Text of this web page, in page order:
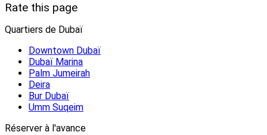
Rate this page
Quartiers de Dubaï
Downtown Dubaï
Dubaï Marina
Palm Jumeirah
Deira
Bur Dubaï
Umm Suqeim
Réserver à l'avance